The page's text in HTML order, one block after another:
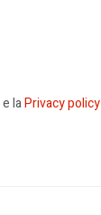
e laPrivacy policy